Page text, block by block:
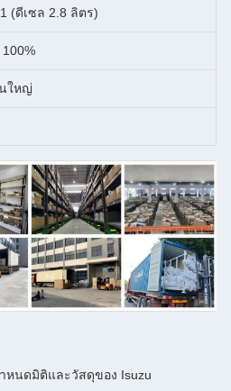
(ดีเซล 2.8 ลิตร)
ใหญ่
หนดมิติและวัสดุของ Isuzu